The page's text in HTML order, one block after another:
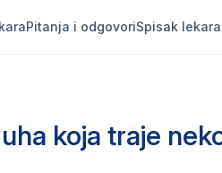
Pitanja i odgovoriSpisak lekara
koja traje